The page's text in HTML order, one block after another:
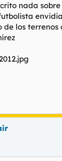
nada
de los